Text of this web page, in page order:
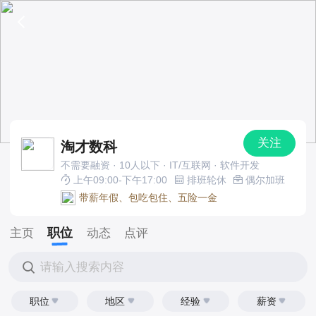
淘才数科 关注
不需要融资 · 10人以下 · IT/互联网 · 软件开发
上午09:00-下午17:00
排班轮休
偶尔加班
带薪年假、包吃包住、五险一金
主页 职位 动态 点评
请输入搜索内容
职位 地区 经验 薪资